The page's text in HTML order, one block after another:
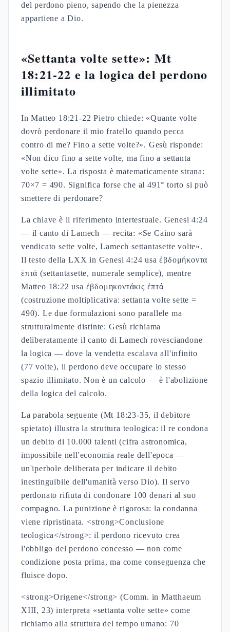
del perdono pieno, sapendo che la pienezza
appartiene a Dio.
«Settanta volte sette»: Mt
18:21-22 e la logica del perdono
illimitato
In Matteo 18:21-22 Pietro chiede: «Quante volte
dovrò perdonare il mio fratello quando pecca
contro di me? Fino a sette volte?». Gesù risponde:
«Non dico fino a sette volte, ma fino a settanta
volte sette». La risposta è matematicamente strana:
70×7 = 490. Significa forse che al 491° torto si può
smettere di perdonare?
La chiave è il riferimento intertestuale. Genesi 4:24
— il canto di Lamech — recita: «Se Caino sarà
vendicato sette volte, Lamech settantasette volte».
Il testo della LXX in Genesi 4:24 usa ἑβδομήκοντα
ἑπτά (settantasette, numerale semplice), mentre
Matteo 18:22 usa ἑβδομηκοντάκις ἑπτά
(costruzione moltiplicativa: settanta volte sette =
490). Le due formulazioni sono parallele ma
strutturalmente distinte: Gesù richiama
deliberatamente il canto di Lamech rovesciandone
la logica — dove la vendetta escalava all'infinito
(77 volte), il perdono deve occupare lo stesso
spazio illimitato. Non è un calcolo — è l'abolizione
della logica del calcolo.
La parabola seguente (Mt 18:23-35, il debitore
spietato) illustra la struttura teologica: il re condona
un debito di 10.000 talenti (cifra astronomica,
impossibile nell'economia reale dell'epoca —
un'iperbole deliberata per indicare il debito
inestinguibile dell'umanità verso Dio). Il servo
perdonato rifiuta di condonare 100 denari al suo
compagno. La punizione è rigorosa: la condanna
viene ripristinata. <strong>Conclusione
teologica</strong>: il perdono ricevuto crea
l'obbligo del perdono concesso — non come
condizione posta prima, ma come conseguenza che
fluisce dopo.
<strong>Origene</strong> (Comm. in Matthaeum
XIII, 23) interpreta «settanta volte sette» come
richiamo alla struttura del tempo umano: 70